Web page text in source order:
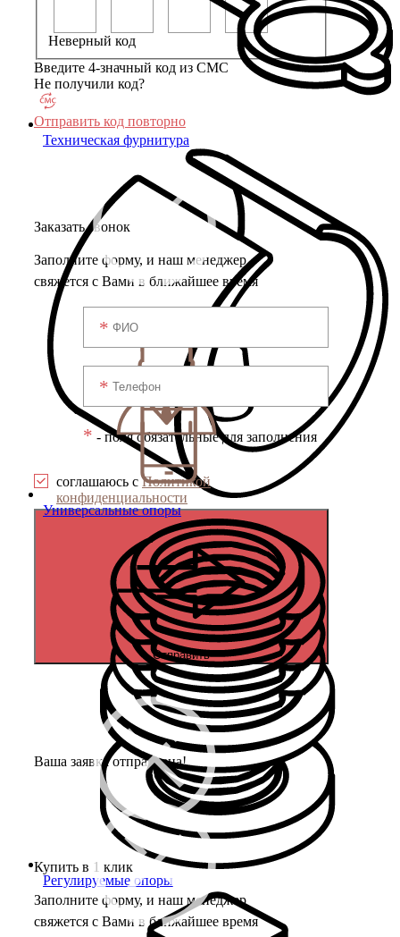
Техническая фурнитура
Универсальные опоры
Регулируемые опоры
Неверный код
Введите 4-значный код из СМС
Не получили код?
Отправить код повторно
Заказать звонок
Заполните форму, и наш менеджер
свяжется с Вами в ближайшее время
* - поля обязательные для заполнения
соглашаюсь сПолитикой
конфиденциальности
Отправить
Ваша заявка отправлена!
Купить в 1 клик
Заполните форму, и наш менеджер
свяжется с Вами в ближайшее время